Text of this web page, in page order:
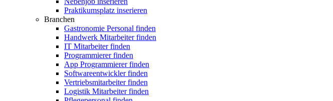
Praktikumsplatz inserieren
Branchen
Gastronomie Personal finden
Handwerk Mitarbeiter finden
IT Mitarbeiter finden
Programmierer finden
App Programmierer finden
Softwareentwickler finden
Vertriebsmitarbeiter finden
Logistik Mitarbeiter finden